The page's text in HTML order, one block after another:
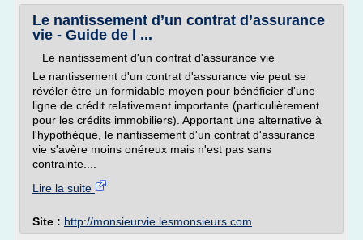
Le nantissement d’un contrat d’assurance
vie - Guide de l ...
Le nantissement d'un contrat d'assurance vie
Le nantissement d'un contrat d'assurance vie peut se
révéler être un formidable moyen pour bénéficier d'une
ligne de crédit relativement importante (particulièrement
pour les crédits immobiliers). Apportant une alternative à
l'hypothèque, le nantissement d'un contrat d'assurance
vie s'avère moins onéreux mais n'est pas sans
contrainte....
Lire la suite
Site : http://monsieurvie.lesmonsieurs.com